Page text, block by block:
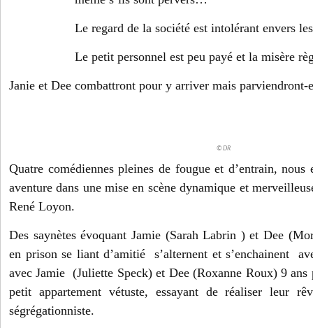
Le regard de la société est intolérant envers
Le petit personnel est peu payé et la misère
Janie et Dee combattront pour y arriver mais parviendront-
© DR
Quatre comédiennes pleines de fougue et d’entrain, nous
aventure dans une mise en scène dynamique et
René Loyon.
Des saynètes évoquant Jamie (Sarah Labrin ) et Dee
en prison se liant d’amitié s’alternent et s’enchainent
avec Jamie (Juliette Speck) et Dee (Roxanne Roux) 9
petit appartement vétuste, essayant de réaliser leur
ségrégationniste.